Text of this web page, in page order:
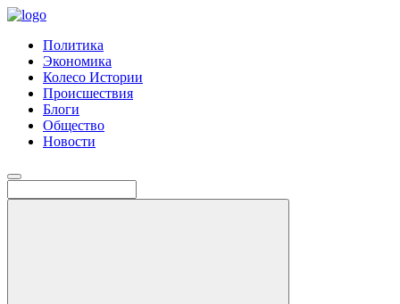
Политика
Экономика
Колесо Истории
Происшествия
Блоги
Общество
Новости